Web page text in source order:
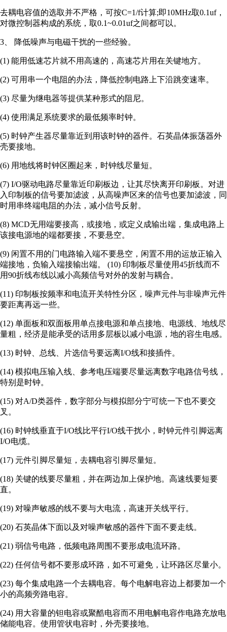
去耦电容值的选取并不严格，可按C=1/f计算;即10MHz取0.1uf，
对微控制器构成的系统，取0.1~0.01uf之间都可以。
3、 降低噪声与电磁干扰的一些经验。
(1) 能用低速芯片就不用高速的，高速芯片用在关键地方。
(2) 可用串一个电阻的办法，降低控制电路上下沿跳变速率。
(3) 尽量为继电器等提供某种形式的阻尼。
(4) 使用满足系统要求的最低频率时钟。
(5) 时钟产生器尽量靠近到用该时钟的器件。石英晶体振荡器外
壳要接地。
(6) 用地线将时钟区圈起来，时钟线尽量短。
(7) I/O驱动电路尽量靠近印刷板边，让其尽快离开印刷板。对进
入印制板的信号要加滤波，从高噪声区来的信号也要加滤波，同
时用串终端电阻的办法，减小信号反射。
(8) MCD无用端要接高，或接地，或定义成输出端，集成电路上
该接电源地的端都要接，不要悬空。
(9) 闲置不用的门电路输入端不要悬空，闲置不用的运放正输入
端接地，负输入端接输出端。 (10) 印制板尽量使用45折线而不
用90折线布线以减小高频信号对外的发射与耦合。
(11) 印制板按频率和电流开关特性分区，噪声元件与非噪声元件
要距离再远一些。
(12) 单面板和双面板用单点接电源和单点接地、电源线、地线尽
量粗，经济是能承受的话用多层板以减小电源，地的容生电感。
(13) 时钟、总线、片选信号要远离I/O线和接插件。
(14) 模拟电压输入线、参考电压端要尽量远离数字电路信号线，
特别是时钟。
(15) 对A/D类器件，数字部分与模拟部分宁可统一下也不要交
叉。
(16) 时钟线垂直于I/O线比平行I/O线干扰小，时钟元件引脚远离
I/O电缆。
(17) 元件引脚尽量短，去耦电容引脚尽量短。
(18) 关键的线要尽量粗，并在两边加上保护地。高速线要短要
直。
(19) 对噪声敏感的线不要与大电流，高速开关线平行。
(20) 石英晶体下面以及对噪声敏感的器件下面不要走线。
(21) 弱信号电路，低频电路周围不要形成电流环路。
(22) 任何信号都不要形成环路，如不可避免，让环路区尽量小。
(23) 每个集成电路一个去耦电容。每个电解电容边上都要加一个
小的高频旁路电容。
(24) 用大容量的钽电容或聚酷电容而不用电解电容作电路充放电
储能电容。使用管状电容时，外壳要接地。